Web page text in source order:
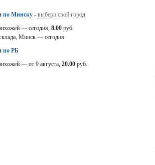
по Минску- выбери свой город
— сегодня, 8.00 руб.
Минск — сегодня
по РБ
— от 9 августа, 20.00 руб.